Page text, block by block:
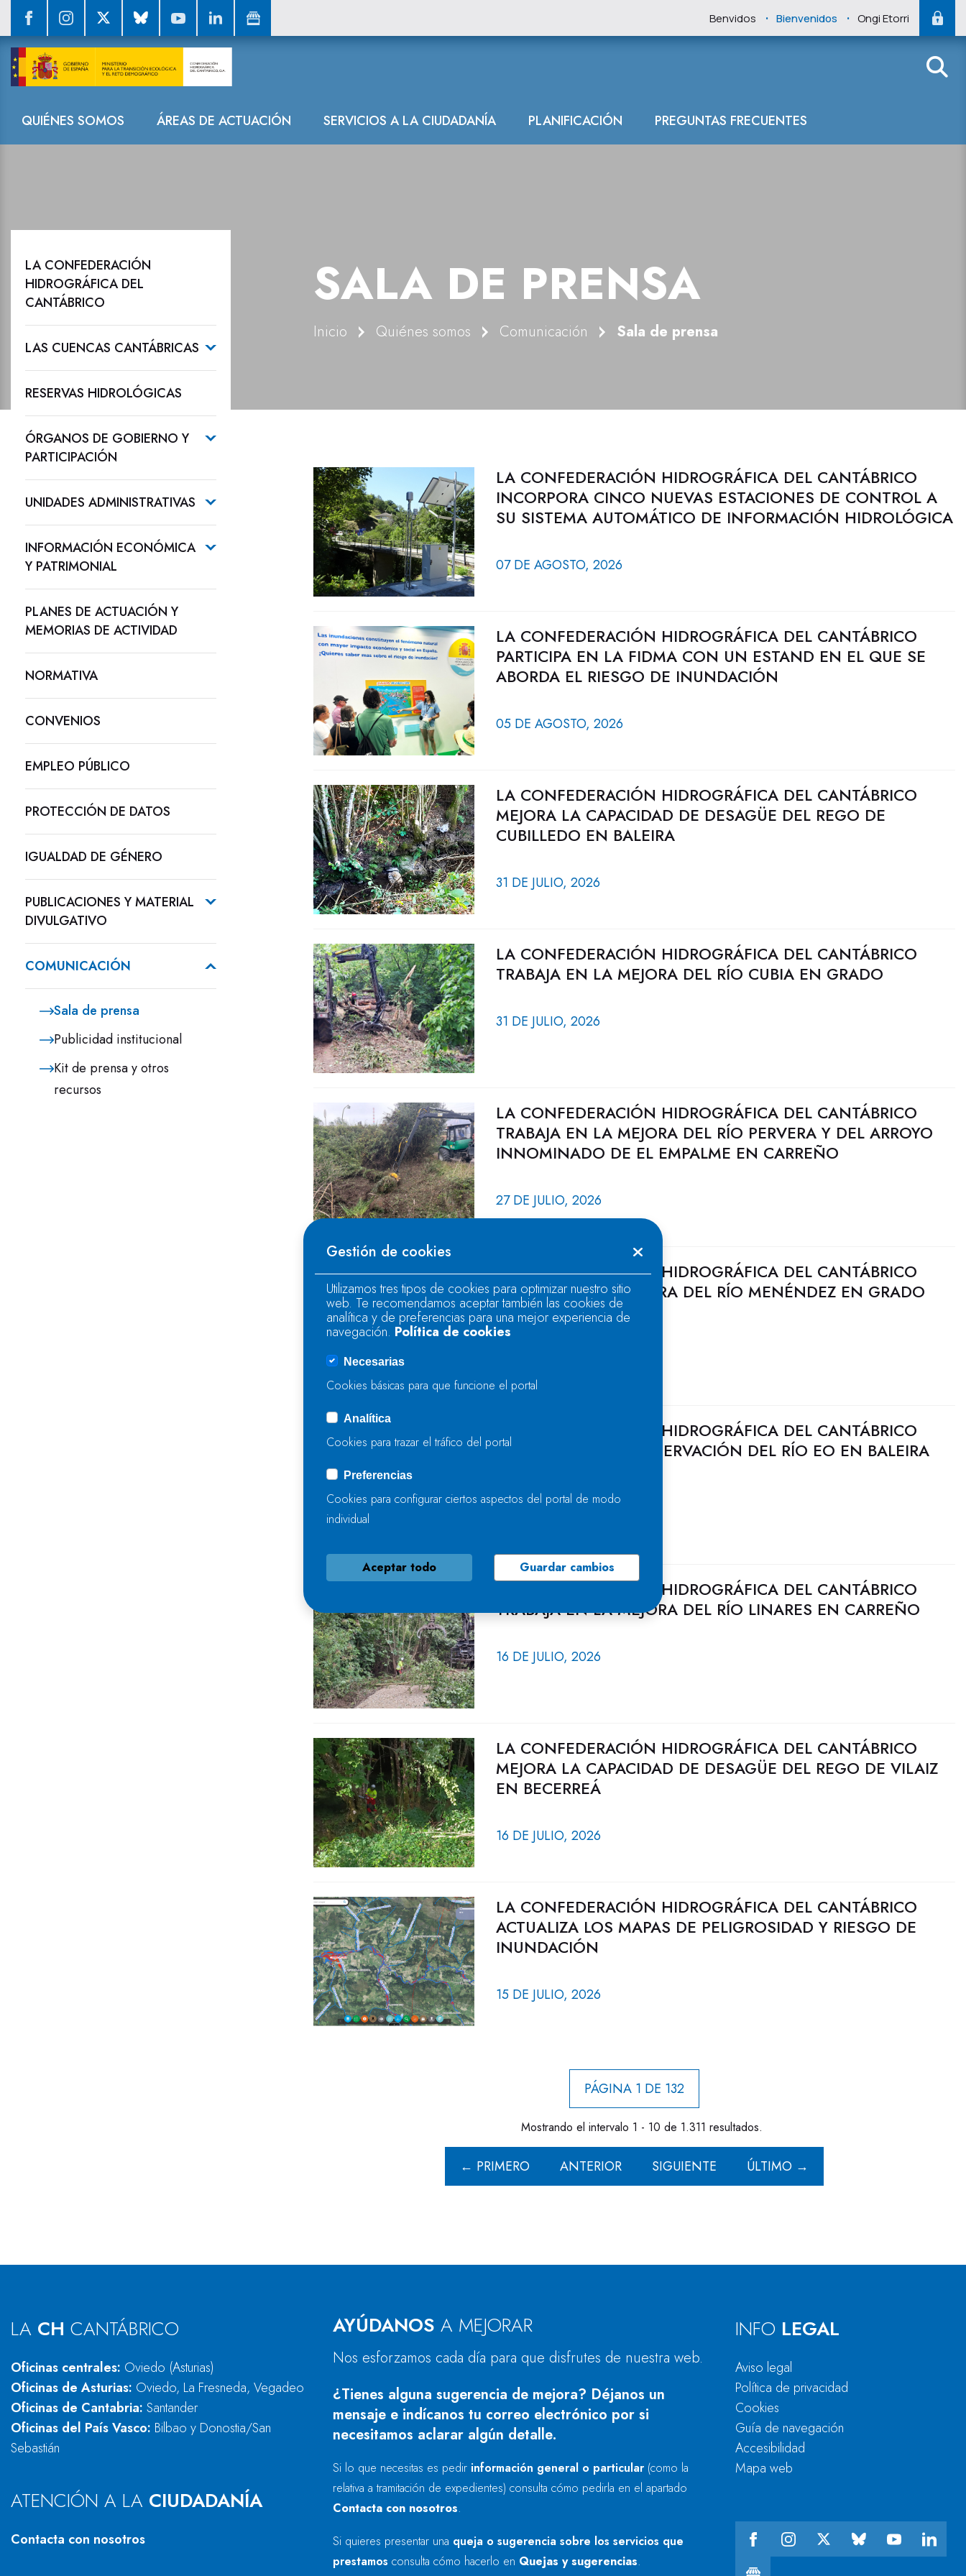
Benvidos . Bienvenidos . Ongi Etorri
Navegación
QUIÉNES SOMOS ÁREAS DE ACTUACIÓN SERVICIOS A LA CIUDADANÍA PLANIFICACIÓN PREGUNTAS FRECUENTES
Sala de prensa
SALA DE PRENSA
Inicio Quiénes somos Comunicación Sala de prensa
LA CONFEDERACIÓN
HIDROGRÁFICA DEL
CANTÁBRICO
LAS CUENCAS CANTÁBRICAS
RESERVAS HIDROLÓGICAS
ÓRGANOS DE GOBIERNO Y
PARTICIPACIÓN
UNIDADES ADMINISTRATIVAS
INFORMACIÓN ECONÓMICA
Y PATRIMONIAL
PLANES DE ACTUACIÓN Y
MEMORIAS DE ACTIVIDAD
NORMATIVA
CONVENIOS
EMPLEO PÚBLICO
PROTECCIÓN DE DATOS
IGUALDAD DE GÉNERO
PUBLICACIONES Y MATERIAL
DIVULGATIVO
COMUNICACIÓN
Sala de prensa
Publicidad institucional
Kit de prensa y otros
recursos
LA CONFEDERACIÓN HIDROGRÁFICA DEL CANTÁBRICO
INCORPORA CINCO NUEVAS ESTACIONES DE CONTROL A
SU SISTEMA AUTOMÁTICO DE INFORMACIÓN HIDROLÓGICA
07 DE AGOSTO, 2026
LA CONFEDERACIÓN HIDROGRÁFICA DEL CANTÁBRICO
PARTICIPA EN LA FIDMA CON UN ESTAND EN EL QUE SE
ABORDA EL RIESGO DE INUNDACIÓN
05 DE AGOSTO, 2026
LA CONFEDERACIÓN HIDROGRÁFICA DEL CANTÁBRICO
MEJORA LA CAPACIDAD DE DESAGÜE DEL REGO DE
CUBILLEDO EN BALEIRA
31 DE JULIO, 2026
LA CONFEDERACIÓN HIDROGRÁFICA DEL CANTÁBRICO
TRABAJA EN LA MEJORA DEL RÍO CUBIA EN GRADO
31 DE JULIO, 2026
LA CONFEDERACIÓN HIDROGRÁFICA DEL CANTÁBRICO
TRABAJA EN LA MEJORA DEL RÍO PERVERA Y DEL ARROYO
INNOMINADO DE EL EMPALME EN CARREÑO
27 DE JULIO, 2026
LA CONFEDERACIÓN HIDROGRÁFICA DEL CANTÁBRICO
TRABAJA EN LA MEJORA DEL RÍO MENÉNDEZ EN GRADO
22 DE JULIO, 2026
LA CONFEDERACIÓN HIDROGRÁFICA DEL CANTÁBRICO
TRABAJA EN LA CONSERVACIÓN DEL RÍO EO EN BALEIRA
22 DE JULIO, 2026
LA CONFEDERACIÓN HIDROGRÁFICA DEL CANTÁBRICO
TRABAJA EN LA MEJORA DEL RÍO LINARES EN CARREÑO
16 DE JULIO, 2026
LA CONFEDERACIÓN HIDROGRÁFICA DEL CANTÁBRICO
MEJORA LA CAPACIDAD DE DESAGÜE DEL REGO DE VILAIZ
EN BECERREÁ
16 DE JULIO, 2026
LA CONFEDERACIÓN HIDROGRÁFICA DEL CANTÁBRICO
ACTUALIZA LOS MAPAS DE PELIGROSIDAD Y RIESGO DE
INUNDACIÓN
15 DE JULIO, 2026
PÁGINA 1 DE 132
Mostrando el intervalo 1 - 10 de 1.311 resultados.
← PRIMERO ANTERIOR SIGUIENTE ÚLTIMO →
LA CH CANTÁBRICO
Oficinas centrales: Oviedo (Asturias)
Oficinas de Asturias: Oviedo, La Fresneda, Vegadeo
Oficinas de Cantabria: Santander
Oficinas del País Vasco: Bilbao y Donostia/San
Sebastián
ATENCIÓN A LA CIUDADANÍA
Contacta con nosotros
AYÚDANOS A MEJORAR
Nos esforzamos cada día para que disfrutes de nuestra web.
¿Tienes alguna sugerencia de mejora? Déjanos un
mensaje e indícanos tu correo electrónico por si
necesitamos aclarar algún detalle.
Si lo que necesitas es pedir información general o particular (como la
relativa a tramitación de expedientes) consulta cómo pedirla en el apartado
Contacta con nosotros.
Si quieres presentar una queja o sugerencia sobre los servicios que
prestamos consulta cómo hacerlo en Quejas y sugerencias.
INFO LEGAL
Aviso legal
Política de privacidad
Cookies
Guía de navegación
Accesibilidad
Mapa web
Gestión de cookies
Utilizamos tres tipos de cookies para optimizar nuestro sitio
web. Te recomendamos aceptar también las cookies de
analítica y de preferencias para una mejor experiencia de
navegación. Política de cookies
Necesarias
Cookies básicas para que funcione el portal
Analítica
Cookies para trazar el tráfico del portal
Preferencias
Cookies para configurar ciertos aspectos del portal de modo
individual
Aceptar todo Guardar cambios